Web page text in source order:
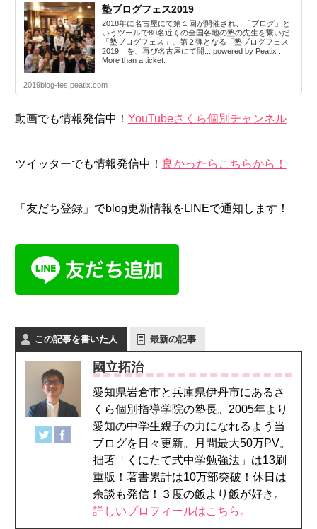
塾ブログフェス2019
2018年に名古屋にて第１回が開催され、「ブログ」と
いうツールで80名近くの全国各地の塾の先生を繋いだ
「塾ブログフェス」。第２弾となる「塾ブログフェス
2019」を、再び名古屋にて開... powered by Peatix :
More than a ticket.
2019blog-fes.peatix.com
動画でも情報発信中！ YouTubeさくら個別チャンネル
ツイッターでも情報発信中！ 良かったらこちらから！
「友だち登録」でblog更新情報をLINEで通知します！
この記事を書いた人 最新の記事
國立拓治
愛知県岩倉市と兵庫県伊丹市にあるさ
くら個別指導学院の塾長。2005年より
愛知の中学生親子の力になれるよう当
ブログを日々更新。月間最大50万PV。
拙著「くにたて式中学勉強法」は13刷
重版！著書累計は10万部突破！休日は
余談も発信！３度の飯より飯が好き。
詳しいプロフィールはこちら。